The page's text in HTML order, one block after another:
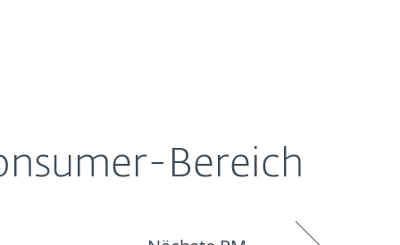
Bereich